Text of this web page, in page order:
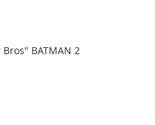
BATMAN 2